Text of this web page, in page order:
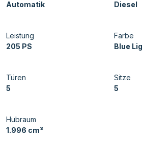
Automatik
Diesel
Leistung
205 PS
Farbe
Blue
Türen
5
Sitze
5
Hubraum
1.996 cm³